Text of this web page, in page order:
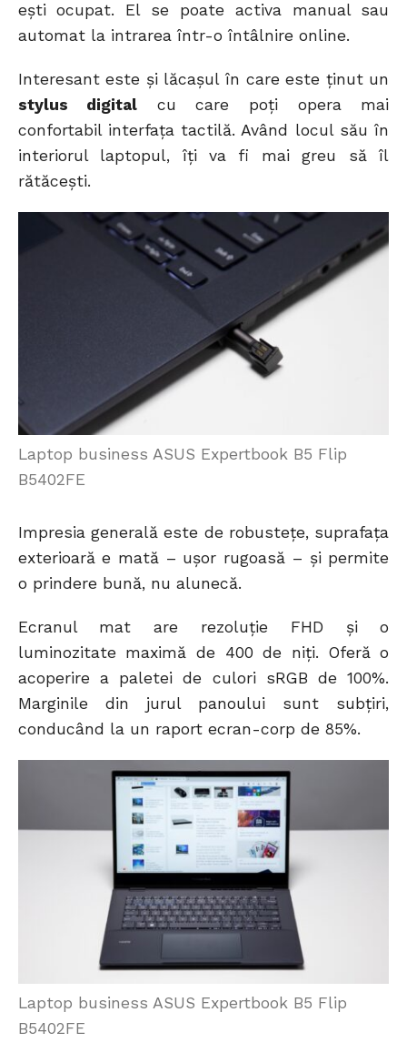
ești ocupat. El se poate activa manual sau
automat la intrarea într-o întâlnire online.
Interesant este și lăcașul în care este ținut un
stylus digital cu care poți opera mai
confortabil interfața tactilă. Având locul său în
interiorul laptopul, îți va fi mai greu să îl
rătăcești.
Laptop business ASUS Expertbook B5 Flip
B5402FE
Impresia generală este de robustețe, suprafața
exterioară e mată – ușor rugoasă – și permite
o prindere bună, nu alunecă.
Ecranul mat are rezoluție FHD și o
luminozitate maximă de 400 de niți. Oferă o
acoperire a paletei de culori sRGB de 100%.
Marginile din jurul panoului sunt subțiri,
conducând la un raport ecran-corp de 85%.
Laptop business ASUS Expertbook B5 Flip
B5402FE